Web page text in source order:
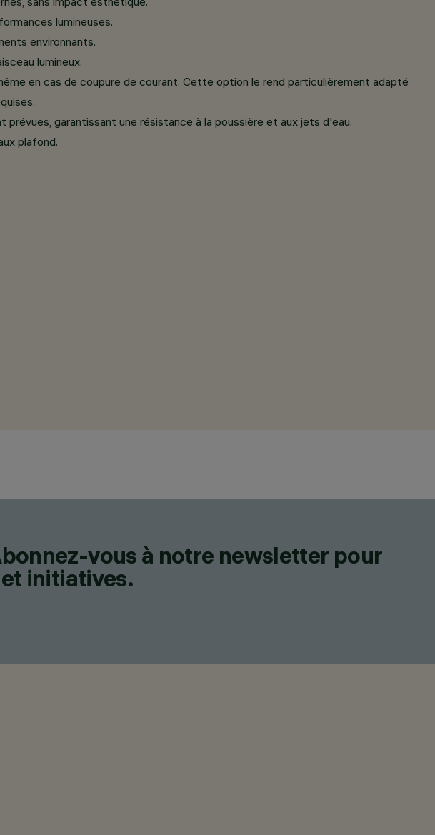
lumineuses.
environnants.
lumineux.
en cas de coupure de courant. Cette option le rend particulièrement adapté
garantissant une résistance à la poussière et aux jets d'eau.
plafond.
vous à notre newsletter pour
initiatives.